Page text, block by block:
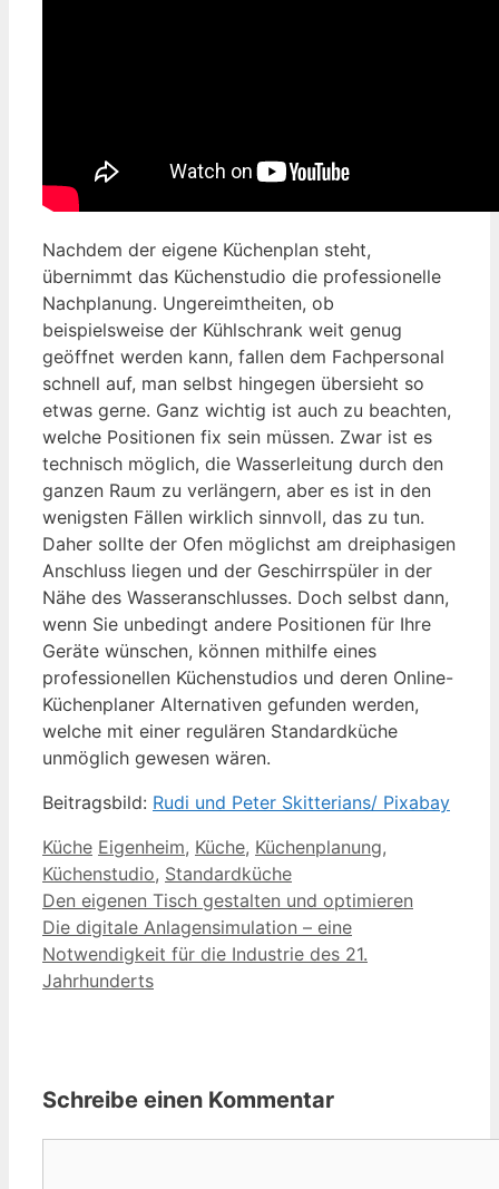
Nachdem der eigene Küchenplan steht,
übernimmt das Küchenstudio die professionelle
Nachplanung. Ungereimtheiten, ob
beispielsweise der Kühlschrank weit genug
geöffnet werden kann, fallen dem Fachpersonal
schnell auf, man selbst hingegen übersieht so
etwas gerne. Ganz wichtig ist auch zu beachten,
welche Positionen fix sein müssen. Zwar ist es
technisch möglich, die Wasserleitung durch den
ganzen Raum zu verlängern, aber es ist in den
wenigsten Fällen wirklich sinnvoll, das zu tun.
Daher sollte der Ofen möglichst am dreiphasigen
Anschluss liegen und der Geschirrspüler in der
Nähe des Wasseranschlusses. Doch selbst dann,
wenn Sie unbedingt andere Positionen für Ihre
Geräte wünschen, können mithilfe eines
professionellen Küchenstudios und deren Online-
Küchenplaner Alternativen gefunden werden,
welche mit einer regulären Standardküche
unmöglich gewesen wären.
Beitragsbild: Rudi und Peter Skitterians/ Pixabay
Kategorien
Küche Schlagwörter
Eigenheim, Küche, Küchenplanung,
Küchenstudio, Standardküche
Den eigenen Tisch gestalten und optimieren
Die digitale Anlagensimulation – eine
Notwendigkeit für die Industrie des 21.
Jahrhunderts
Schreibe einen Kommentar